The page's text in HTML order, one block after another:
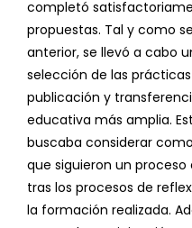
completó
propuestas. Tal y como
anterior, se llevó a cabo
selección de las
publicación y
educativa más amplia.
buscaba considerar
que siguieron un
tras los procesos de
la formación realizada.